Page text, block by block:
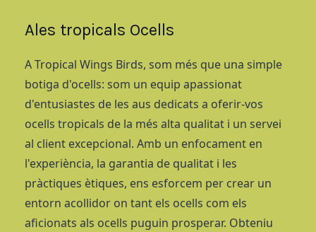
Ales tropicals Ocells
A Tropical Wings Birds, som més que una simple
botiga d'ocells: som un equip apassionat
d'entusiastes de les aus dedicats a oferir-vos
ocells tropicals de la més alta qualitat i un servei
al client excepcional. Amb un enfocament en
l'experiència, la garantia de qualitat i les
pràctiques ètiques, ens esforcem per crear un
entorn acollidor on tant els ocells com els
aficionats als ocells puguin prosperar. Obteniu